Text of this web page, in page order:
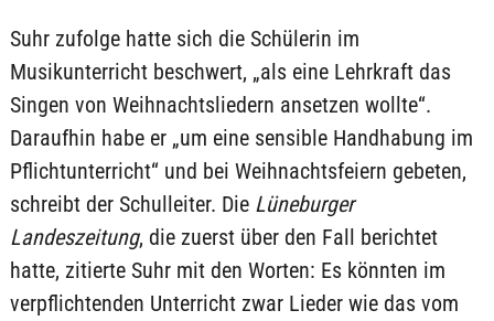
Suhr zufolge hatte sich die Schülerin im
Musikunterricht beschwert, „als eine Lehrkraft das
Singen von Weihnachtsliedern ansetzen wollte“.
Daraufhin habe er „um eine sensible Handhabung im
Pflichtunterricht“ und bei Weihnachtsfeiern gebeten,
schreibt der Schulleiter. Die Lüneburger
Landeszeitung, die zuerst über den Fall berichtet
hatte, zitierte Suhr mit den Worten: Es könnten im
verpflichtenden Unterricht zwar Lieder wie das vom